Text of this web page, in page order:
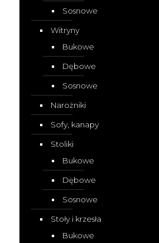
Sosnowe
Witryny
Bukowe
Dębowe
Sosnowe
Narożniki
Sofy, kanapy
Stoliki
Bukowe
Dębowe
Sosnowe
Stoły i krzesła
Bukowe